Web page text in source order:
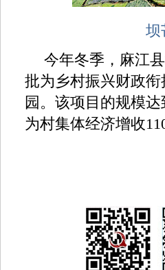
坝
今年冬季，麻江
批为乡村振兴财政
园。该项目的规模
为村集体经济增收